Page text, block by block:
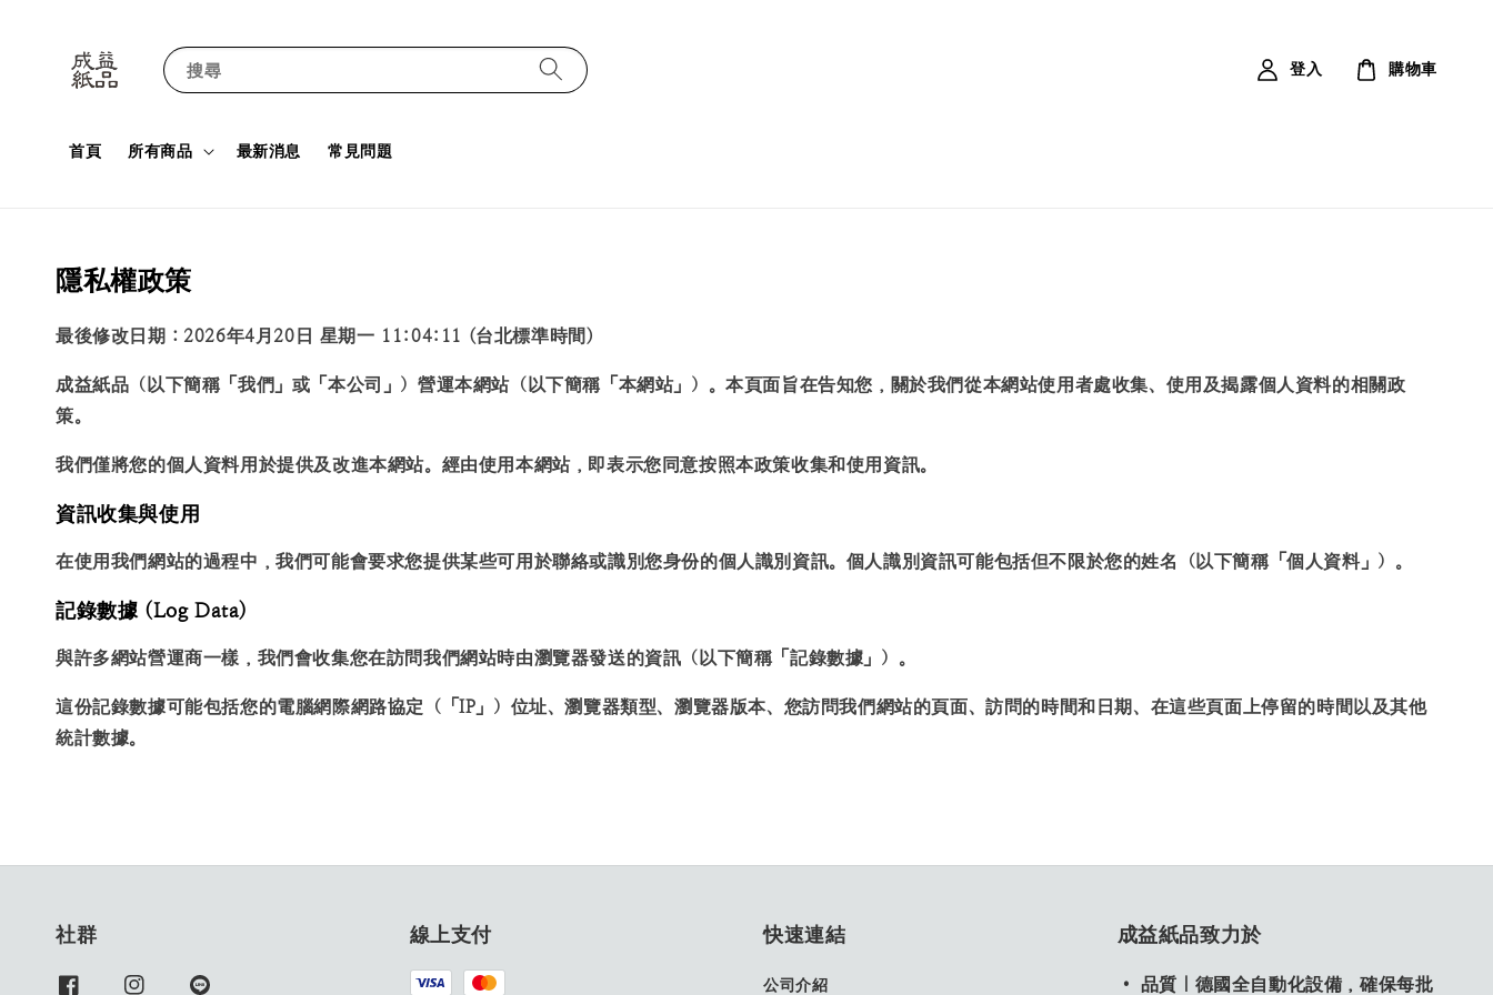
搜尋
首頁 所有商品 最新消息 常見問題
登入 購物車
隱私權政策
最後修改日期：2026年4月20日 星期一 11:04:11 (台北標準時間)
成益紙品 （以下簡稱「我們」或「本公司」）營運本網站（以下簡稱「本網站」）。本頁面旨在告知您，關於我們從本網站使用者處收集、使用及揭露個人資料的相關政
策。
我們僅將您的個人資料用於提供及改進本網站。經由使用本網站，即表示您同意按照本政策收集和使用資訊。
資訊收集與使用
在使用我們網站的過程中，我們可能會要求您提供某些可用於聯絡或識別您身份的個人識別資訊。個人識別資訊可能包括但不限於您的姓名（以下簡稱「個人資料」）。
記錄數據 (Log Data)
與許多網站營運商一樣，我們會收集您在訪問我們網站時由瀏覽器發送的資訊（以下簡稱「記錄數據」）。
這份記錄數據可能包括您的電腦網際網路協定（「IP」）位址、瀏覽器類型、瀏覽器版本、您訪問我們網站的頁面、訪問的時間和日期、在這些頁面上停留的時間以及其他
統計數據。
社群 線上支付 快速連結
公司介紹
成益紙品致力於
• 品質｜德國全自動化設備，確保每批